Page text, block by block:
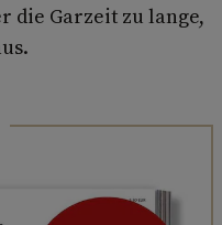
die Garzeit zu lange,